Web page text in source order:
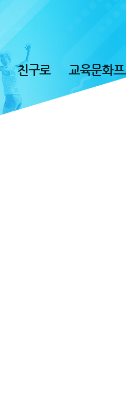
친구로 교육문화